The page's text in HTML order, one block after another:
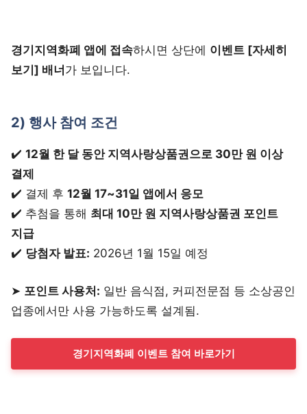
경기지역화폐 앱에 접속하시면 상단에 이벤트 [자세히
보기] 배너가 보입니다.
2) 행사 참여 조건
✔️ 12월 한 달 동안 지역사랑상품권으로 30만 원 이상
결제
✔️ 결제 후 12월 17~31일 앱에서 응모
✔️ 추첨을 통해 최대 10만 원 지역사랑상품권 포인트
지급
✔️ 당첨자 발표: 2026년 1월 15일 예정
➤ 포인트 사용처: 일반 음식점, 커피전문점 등 소상공인
업종에서만 사용 가능하도록 설계됨.
경기지역화폐 이벤트 참여 바로가기